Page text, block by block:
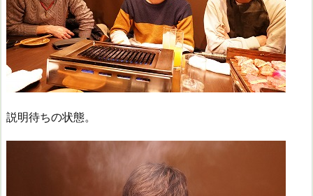
説明待ちの状態。